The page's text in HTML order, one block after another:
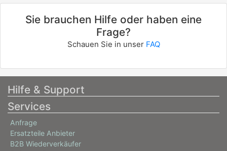
Sie brauchen Hilfe oder haben eine
Frage?
Schauen Sie in unser FAQ
Hilfe & Support
Services
Anfrage
Ersatzteile Anbieter
B2B Wiederverkäufer